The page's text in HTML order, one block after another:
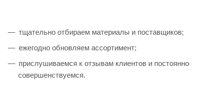
тщательно отбираем материалы и поставщиков;
ежегодно обновляем ассортимент;
прислушиваемся к отзывам клиентов и постоянно
совершенствуемся.